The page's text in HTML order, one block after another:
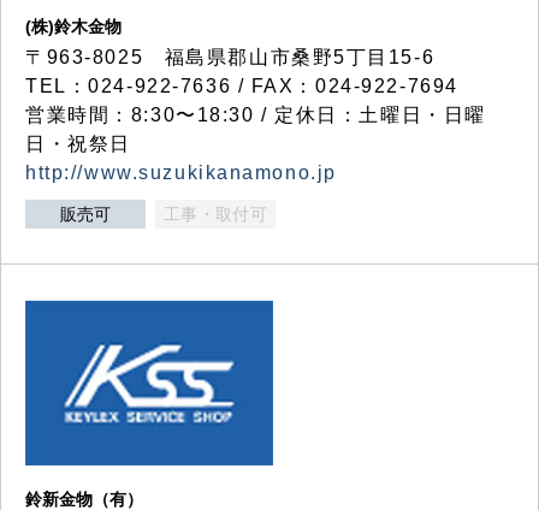
(株)鈴木金物
〒963-8025 福島県郡山市桑野5丁目15-6
TEL：024-922-7636 / FAX：024-922-7694
営業時間：8:30〜18:30 / 定休日：土曜日・日曜
日・祝祭日
http://www.suzukikanamono.jp
販売可 工事・取付可
鈴新金物（有）